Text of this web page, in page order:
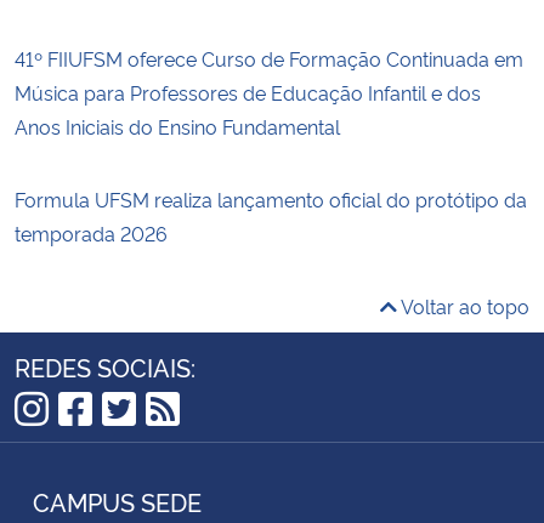
41º FIIUFSM oferece Curso de Formação Continuada em
Música para Professores de Educação Infantil e dos
Anos Iniciais do Ensino Fundamental
Formula UFSM realiza lançamento oficial do protótipo da
temporada 2026
Voltar ao topo
REDES SOCIAIS:
Instagram
Facebook
Twitter
RSS
CAMPUS SEDE